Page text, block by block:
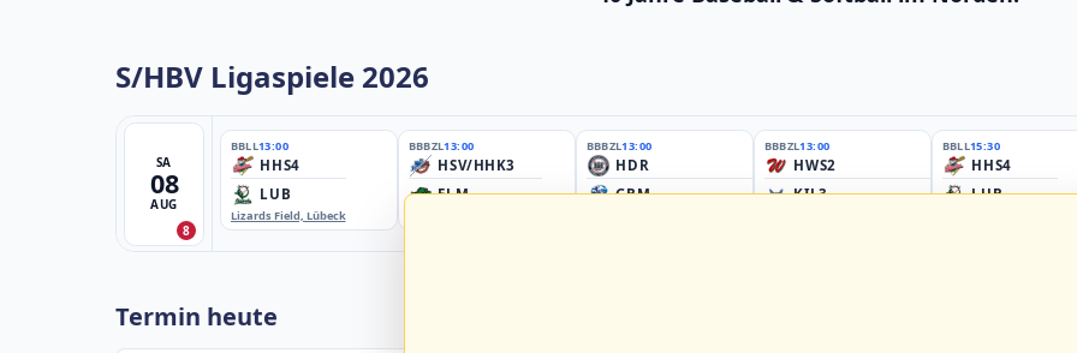
S/HBV Ligaspiele 2026
SA
08
AUG
8
BBLL13:00
HHS4
LUB
Lizards Field, Lübeck
BBBZL13:00
HSV/HHK3
ELM
BBBZL13:00
HDR
GBM
BBBZL13:00
HWS2
KIL3
BBLL15:30
HHS4
LUB
Termin heute